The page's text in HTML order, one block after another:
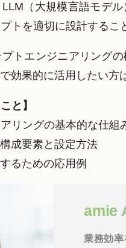
（大規模言語モデ
トを適切に設計するこ
トエンジニアリング
効果的に活用したい方
と】
リングの基本的な仕組
成要素と設定方法
るための応用例
amie
業務効